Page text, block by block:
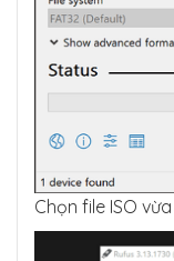
Chọn file ISO